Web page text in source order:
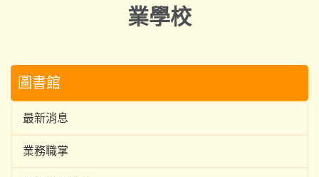
業學校
圖書館
最新消息
業務職掌